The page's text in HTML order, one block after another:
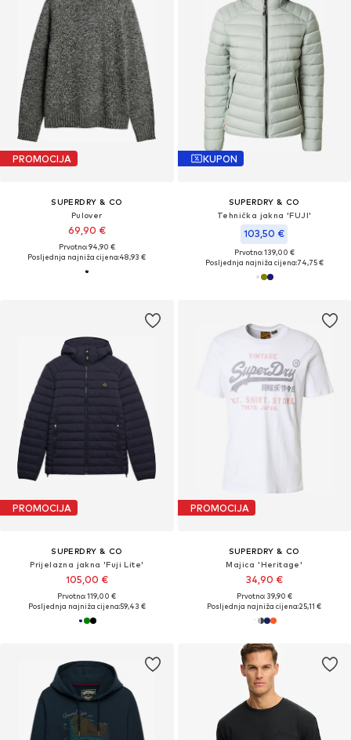
PROMOCIJA
SUPERDRY & CO
Pulover
69,90 €
Prvotno: 94,90 €
Posljednja najniža cijena:48,93 €
KUPON
SUPERDRY & CO
Tehnička jakna 'FUJI'
103,50 €
Prvotno: 139,00 €
Posljednja najniža cijena:74,75 €
PROMOCIJA
SUPERDRY & CO
Prijelazna jakna 'Fuji Lite'
105,00 €
Prvotno: 119,00 €
Posljednja najniža cijena:59,43 €
PROMOCIJA
SUPERDRY & CO
Majica 'Heritage'
34,90 €
Prvotno: 39,90 €
Posljednja najniža cijena:25,11 €